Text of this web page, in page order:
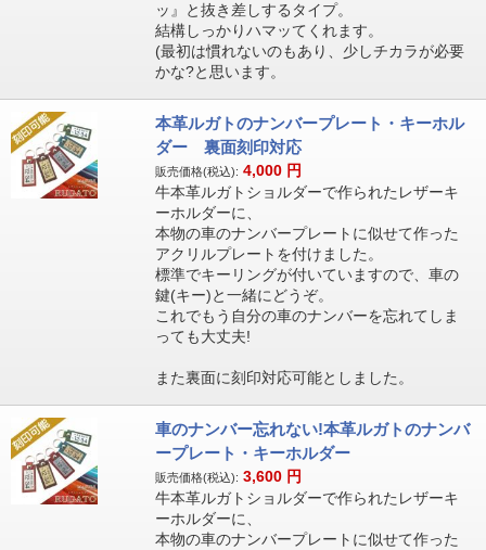
ッ』と抜き差しするタイプ。
結構しっかりハマッてくれます。
(最初は慣れないのもあり、少しチカラが必要
かな?と思います。
本革ルガトのナンバープレート・キーホル
ダー 裏面刻印対応
販売価格(税込): 4,000 円
牛本革ルガトショルダーで作られたレザーキ
ーホルダーに、
本物の車のナンバープレートに似せて作った
アクリルプレートを付けました。
標準でキーリングが付いていますので、車の
鍵(キー)と一緒にどうぞ。
これでもう自分の車のナンバーを忘れてしま
っても大丈夫!
また裏面に刻印対応可能としました。
車のナンバー忘れない!本革ルガトのナンバ
ープレート・キーホルダー
販売価格(税込): 3,600 円
牛本革ルガトショルダーで作られたレザーキ
ーホルダーに、
本物の車のナンバープレートに似せて作った